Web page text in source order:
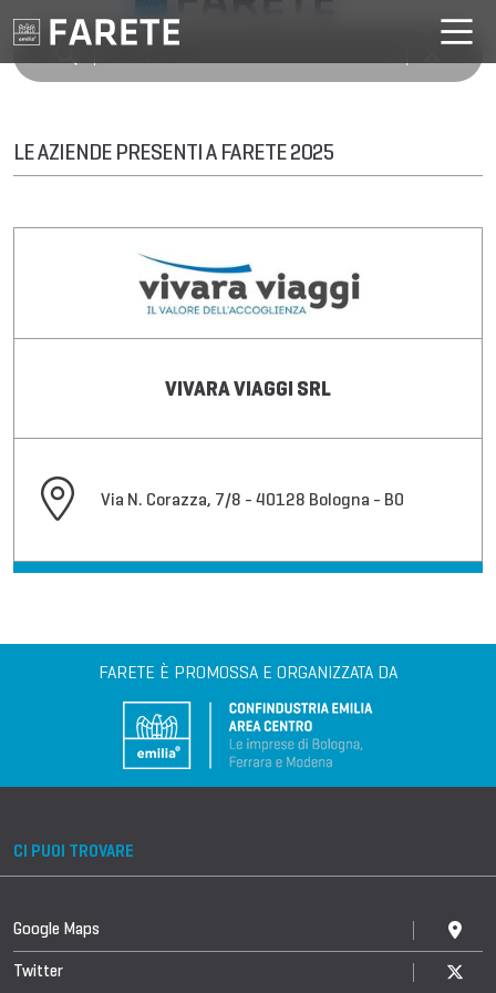
LE AZIENDE PRESENTI A FARETE 2025
VIVARA VIAGGI SRL
Via N. Corazza, 7/8 - 40128 Bologna - BO
FARETE È PROMOSSA E ORGANIZZATA DA
CI PUOI TROVARE
Google Maps
Twitter